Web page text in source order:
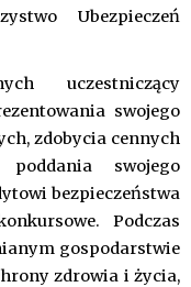
Ubezpieczeń
uczestniczący
swojego
zdobycia cennych
swojego
bezpieczeństwa
Podczas
gospodarstwie
zdrowia i życia,